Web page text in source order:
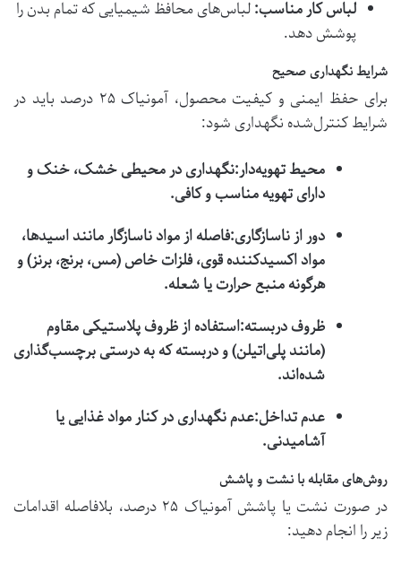
لباس کار مناسب:لباس‌های محافظ شیمیایی که تمام بدن را
پوشش دهد.
شرایط نگهداری صحیح
برای حفظ ایمنی و کیفیت محصول، آمونیاک ۲۵ درصد باید در
شرایط کنترل‌شده نگهداری شود:
محیط تهویه‌دار:نگهداری در محیطی خشک، خنک و
دارای تهویه مناسب و کافی.
دور از ناسازگاری:فاصله از مواد ناسازگار مانند اسیدها،
مواد اکسیدکننده قوی، فلزات خاص (مس، برنج، برنز) و
هرگونه منبع حرارت یا شعله.
ظروف دربسته:استفاده از ظروف پلاستیکی مقاوم
(مانند پلی‌اتیلن) و دربسته که به درستی برچسب‌گذاری
شده‌اند.
عدم تداخل:عدم نگهداری در کنار مواد غذایی یا
آشامیدنی.
روش‌های مقابله با نشت و پاشش
در صورت نشت یا پاشش آمونیاک ۲۵ درصد، بلافاصله اقدامات
زیر را انجام دهید: